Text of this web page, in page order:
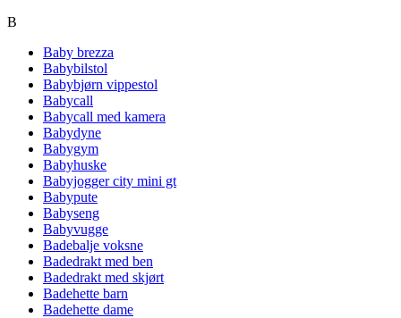
B
Baby brezza
Babybilstol
Babybjørn vippestol
Babycall
Babycall med kamera
Babydyne
Babygym
Babyhuske
Babyjogger city mini gt
Babypute
Babyseng
Babyvugge
Badebalje voksne
Badedrakt med ben
Badedrakt med skjørt
Badehette barn
Badehette dame